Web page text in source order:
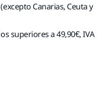
Canarias, Ceuta y
superiores a 49,90€, IVA